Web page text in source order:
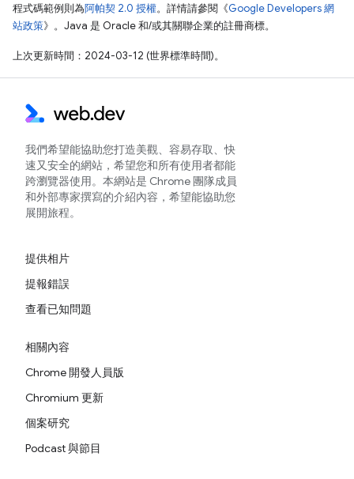
程式碼範例則為阿帕契 2.0 授權。詳情請參閱《Google Developers 網
站政策》。Java 是 Oracle 和/或其關聯企業的註冊商標。
上次更新時間：2024-03-12 (世界標準時間)。
我們希望能協助您打造美觀、容易存取、快
速又安全的網站，希望您和所有使用者都能
跨瀏覽器使用。本網站是 Chrome 團隊成員
和外部專家撰寫的介紹內容，希望能協助您
展開旅程。
提供相片
提報錯誤
查看已知問題
相關內容
Chrome 開發人員版
Chromium 更新
個案研究
Podcast 與節目